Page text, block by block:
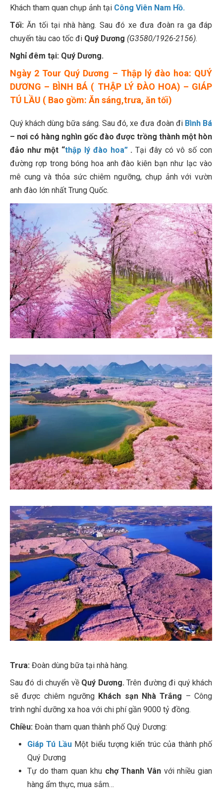
Khách tham quan chụp ảnh tại Công Viên Nam Hồ.
Tối: Ăn tối tại nhà hàng. Sau đó xe đưa đoàn ra ga đáp
chuyến tàu cao tốc đi Quý Dương (G3580/1926-2156).
Nghỉ đêm tại: Quý Dương.
Ngày 2 Tour Quý Dương – Thập lý đào hoa: QUÝ
DƯƠNG – BÌNH BÁ ( THẬP LÝ ĐÀO HOA) – GIÁP
TÚ LẦU ( Bao gồm: Ăn sáng,trưa, ăn tối)
Quý khách dùng bữa sáng. Sau đó, xe đưa đoàn đi Bình Bá
– nơi có hàng nghìn gốc đào được trồng thành một hòn
đảo như một “thập lý đào hoa”.Tại đây có vô số con
đường rợp trong bóng hoa anh đào kiên bạn như lạc vào
mê cung và thỏa sức chiêm ngưỡng, chụp ảnh với vườn
anh đào lớn nhất Trung Quốc.
Trưa: Đoàn dùng bữa tại nhà hàng.
Sau đó di chuyển vềQuý Dương. Trên đường đi quý khách
sẽ được chiêm ngưỡng Khách sạn Nhà Trắng – Công
trình nghỉ dưỡng xa hoa với chi phí gần 9000 tỷ đồng.
Chiều: Đoàn tham quan thành phố Quý Dương:
Giáp Tú Lầu Một biểu tượng kiến trúc của thành phố
Quý Dương
Tự do tham quan khu chợ Thanh Vânvới nhiều gian
hàng ẩm thực, mua sắm…